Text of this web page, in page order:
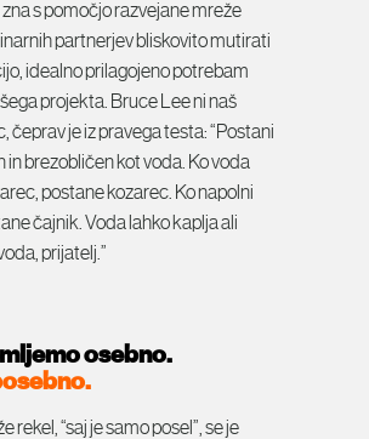
s pomočjo razvejane mreže
partnerjev bliskovito mutirati
idealno prilagojeno potrebam
projekta. Bruce Lee ni naš
čeprav je iz pravega testa: “Postani
in brezobličen kot voda. Ko voda
postane kozarec. Ko napolni
čajnik. Voda lahko kaplja ali
prijatelj.”
osebno.
rekel, “saj je samo posel”, se je